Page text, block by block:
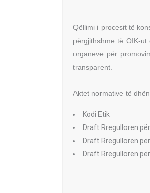
Qëllimi i procesit të
përgjithshme të OIK-
organeve për
transparent.
Aktet normative të
Kodi Etik
Draft Rregulloren
Draft Rregulloren
Draft Rregulloren